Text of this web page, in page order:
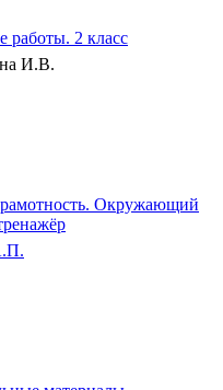
работы. 2 класс
И.В.
Окружающий